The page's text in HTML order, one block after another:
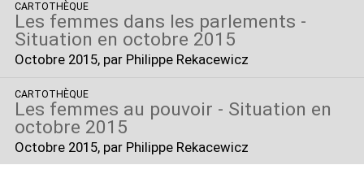
CARTOTHÈQUE
Les femmes dans les parlements -
Situation en octobre 2015
Octobre 2015, par Philippe Rekacewicz
CARTOTHÈQUE
Les femmes au pouvoir - Situation en
octobre 2015
Octobre 2015, par Philippe Rekacewicz